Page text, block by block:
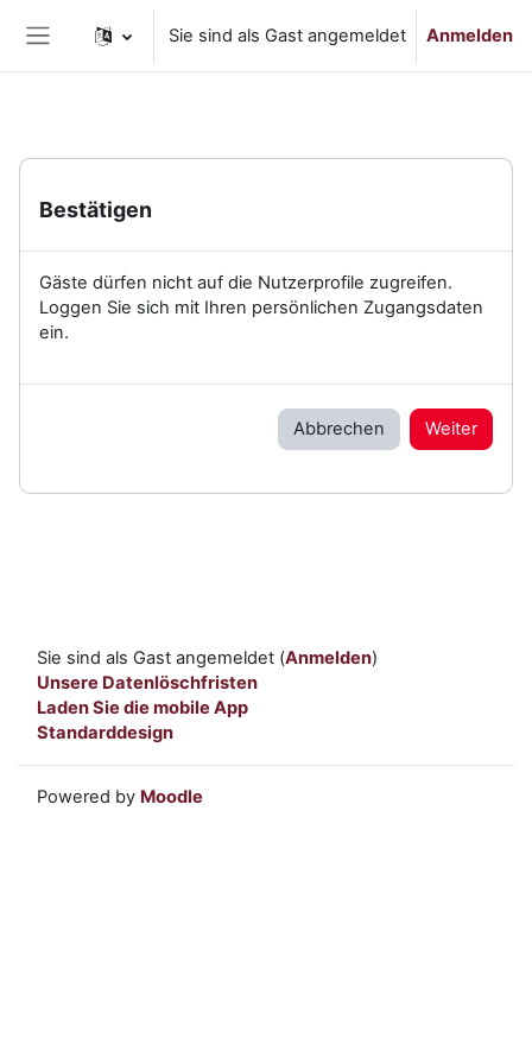
Website-Übersicht
Sie sind als Gast angemeldet Anmelden
Bestätigen
Gäste dürfen nicht auf die Nutzerprofile zugreifen.
Loggen Sie sich mit Ihren persönlichen Zugangsdaten
ein.
Abbrechen Weiter
Sie sind als Gast angemeldet (Anmelden)
Unsere Datenlöschfristen
Laden Sie die mobile App
Standarddesign
Powered by Moodle